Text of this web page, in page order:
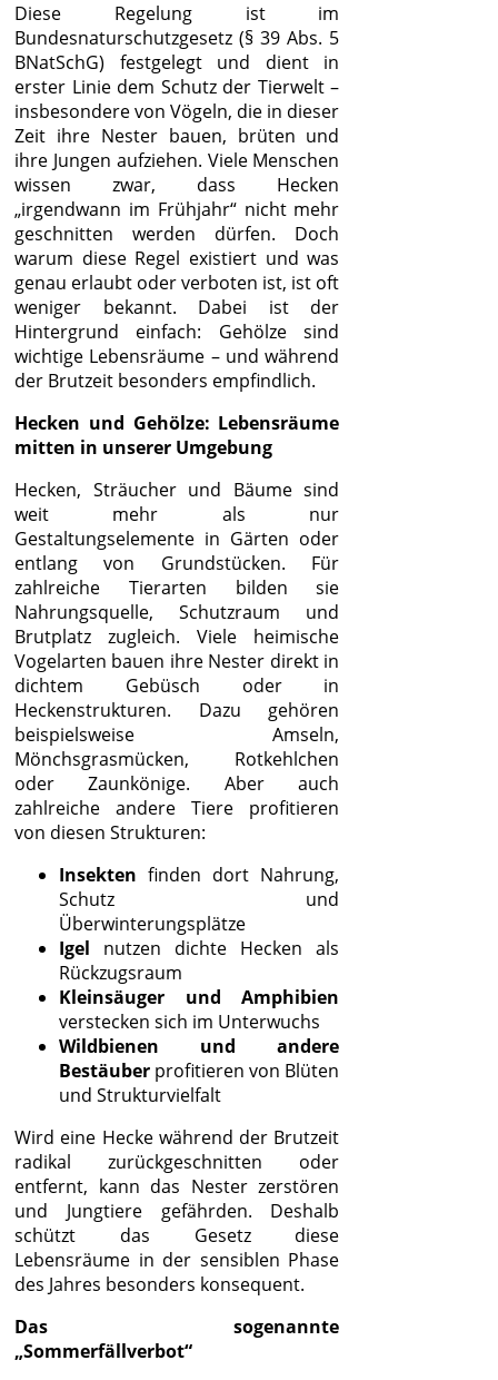
Diese Regelung ist im
Bundesnaturschutzgesetz (§ 39 Abs. 5
BNatSchG) festgelegt und dient in
erster Linie dem Schutz der Tierwelt –
insbesondere von Vögeln, die in dieser
Zeit ihre Nester bauen, brüten und
ihre Jungen aufziehen. Viele Menschen
wissen zwar, dass Hecken
„irgendwann im Frühjahr“ nicht mehr
geschnitten werden dürfen. Doch
warum diese Regel existiert und was
genau erlaubt oder verboten ist, ist oft
weniger bekannt. Dabei ist der
Hintergrund einfach: Gehölze sind
wichtige Lebensräume – und während
der Brutzeit besonders empfindlich.
Hecken und Gehölze: Lebensräume
mitten in unserer Umgebung
Hecken, Sträucher und Bäume sind
weit mehr als nur
Gestaltungselemente in Gärten oder
entlang von Grundstücken. Für
zahlreiche Tierarten bilden sie
Nahrungsquelle, Schutzraum und
Brutplatz zugleich. Viele heimische
Vogelarten bauen ihre Nester direkt in
dichtem Gebüsch oder in
Heckenstrukturen. Dazu gehören
beispielsweise Amseln,
Mönchsgrasmücken, Rotkehlchen
oder Zaunkönige. Aber auch
zahlreiche andere Tiere profitieren
von diesen Strukturen:
Insekten finden dort Nahrung,
Schutz und
Überwinterungsplätze
Igel nutzen dichte Hecken als
Rückzugsraum
Kleinsäuger und Amphibien
verstecken sich im Unterwuchs
Wildbienen und andere
Bestäuber profitieren von Blüten
und Strukturvielfalt
Wird eine Hecke während der Brutzeit
radikal zurückgeschnitten oder
entfernt, kann das Nester zerstören
und Jungtiere gefährden. Deshalb
schützt das Gesetz diese
Lebensräume in der sensiblen Phase
des Jahres besonders konsequent.
Das sogenannte
„Sommerfällverbot“